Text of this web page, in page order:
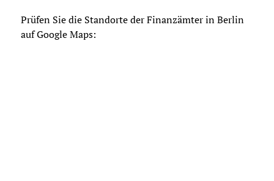
Prüfen Sie die Standorte der Finanzämter in Berlin
auf Google Maps: